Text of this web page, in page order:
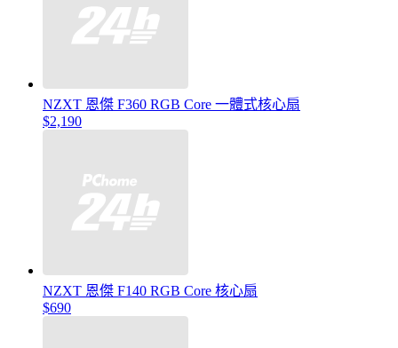
NZXT 恩傑 F360 RGB Core 一體式核心扇
$2,190
NZXT 恩傑 F140 RGB Core 核心扇
$690